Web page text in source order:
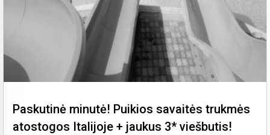
Paskutinė minutė! Puikios savaitės trukmės
atostogos Italijoje + jaukus 3* viešbutis!